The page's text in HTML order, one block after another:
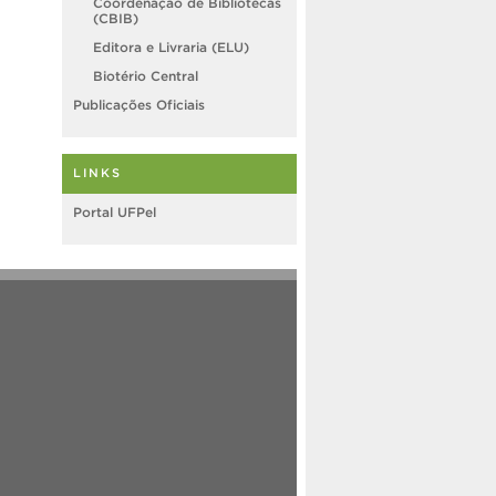
(CBIB)
Editora e Livraria (ELU)
Biotério Central
Publicações Oficiais
LINKS
Portal UFPel